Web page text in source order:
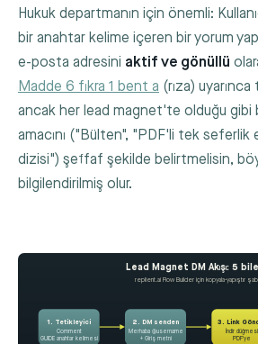
Hukuk departmanın için önemli:
bir anahtar kelime içeren bir yorum
e-posta adresini aktif ve gönüllü
Madde 6 fıkra 1 bent a (rıza)
ancak her lead magnet'te olduğu gibi
amacını ("Bülten", "PDF'li tek seferlik
dizisi") şeffaf şekilde belirtmelisin,
bilgilendirilmiş olur.
Lead Magnet DM Akışı: 5
replient.ai Flow Builder için kopyala-yapıştır
1. Tetikleyici
Comment
GUIDE anahtar kelimesi
2. DM senden
Merhaba @username
+ Giriş metni
3. Link
İndir düğmesi
PDF'ye